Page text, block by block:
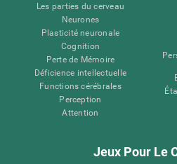
Les parties du cerveau
Neurones
Plasticité neuronale
Cognition
Perte de Mémoire
Déficience intellectuelle
Functions cérébrales
Perception
Attention
Jeux Pour Le